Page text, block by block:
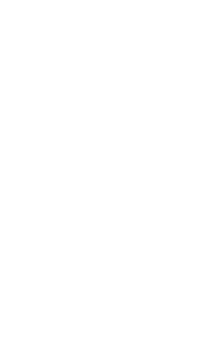
zum Fachinformatiker, die im Sommer
das Fachabitur zu erhalten. Gerne wollen wir die
Pfingstferien 2027) als kurzfristige Beschäftigte
deutlich mehr Stunden leisten, als im Minijob.
entlohnte (Dauer-)Beschäftigung bei
bisherigen (Dauer-)Beschäftigung handelt. Hieraus
vom Zeitpunkt der Vereinbarung der
damit Versicherungspflicht eintritt.
Beschäftigung käme in Fällen der von Ihnen
Beschäftigungen um völlig voneinander
wenn zwischen dem Ende der geringfügig
bei demselben Arbeitgeber ein
Beschäftigung ist, so wie von Ihnen